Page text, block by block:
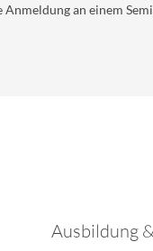
Anmeldung an einem
Ausbildung